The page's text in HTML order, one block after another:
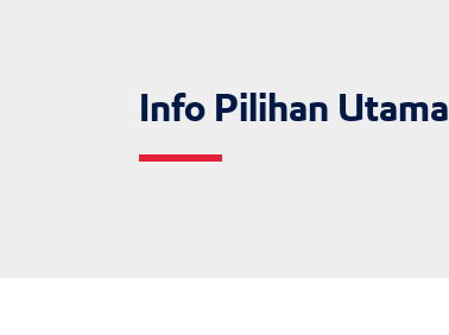
Info Pilihan Utama